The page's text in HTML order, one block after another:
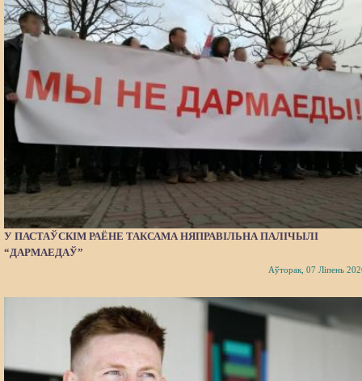
У ПАСТАЎСКІМ РАЁНЕ ТАКСАМА НЯПРАВІЛЬНА ПАЛІЧЫЛІ
“ДАРМАЕДАЎ”
Аўторак, 07 Ліпень